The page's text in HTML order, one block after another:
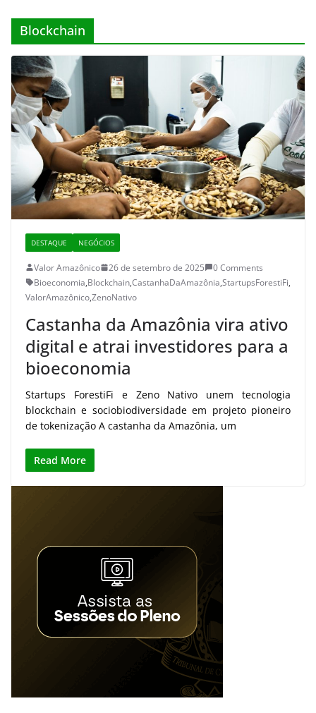
Blockchain
DESTAQUE NEGÓCIOS
Valor Amazônico 26 de setembro de 2025
0 Comments
Bioeconomia,Blockchain,CastanhaDaAmazônia,StartupsForestiFi,
ValorAmazônico,ZenoNativo
Castanha da Amazônia vira ativo
digital e atrai investidores para a
bioeconomia
Startups ForestiFi e Zeno Nativo unem tecnologia
blockchain e sociobiodiversidade em projeto pioneiro
de tokenização A castanha da Amazônia, um
Read More